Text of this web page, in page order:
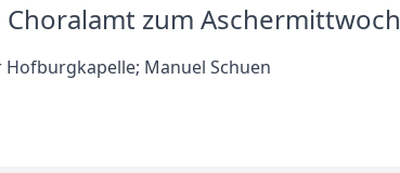
zum Aschermittwoch
Manuel Schuen